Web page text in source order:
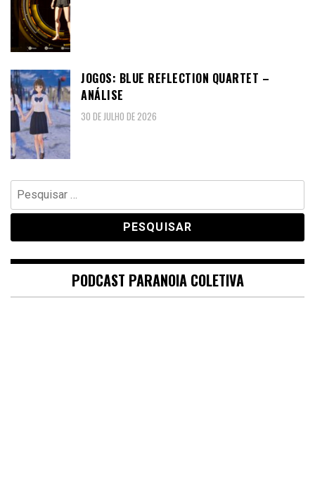
JOGOS: BLUE REFLECTION QUARTET –
ANÁLISE
30 DE JULHO DE 2026
Pesquisar
por:
PODCAST PARANOIA COLETIVA